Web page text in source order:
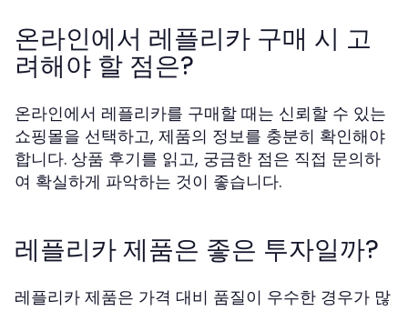
온라인에서 레플리카 구매 시 고
려해야 할 점은?
온라인에서 레플리카를 구매할 때는 신뢰할 수 있는
쇼핑몰을 선택하고, 제품의 정보를 충분히 확인해야
합니다. 상품 후기를 읽고, 궁금한 점은 직접 문의하
여 확실하게 파악하는 것이 좋습니다.
레플리카 제품은 좋은 투자일까?
레플리카 제품은 가격 대비 품질이 우수한 경우가 많